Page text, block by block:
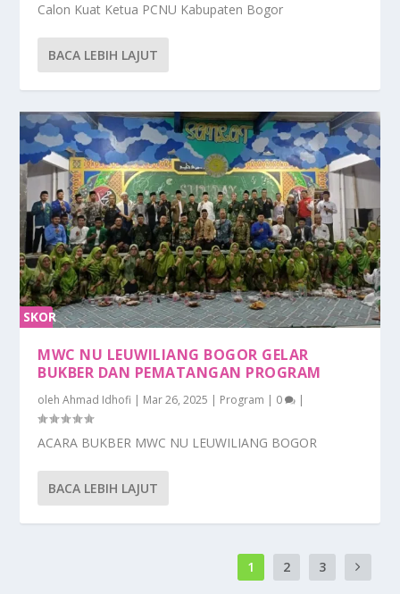
Calon Kuat Ketua PCNU Kabupaten Bogor
BACA LEBIH LAJUT
SKOR
MWC NU LEUWILIANG BOGOR GELAR
BUKBER DAN PEMATANGAN PROGRAM
olehAhmad Idhofi | Mar 26, 2025 | Program | 0 |
ACARA BUKBER MWC NU LEUWILIANG BOGOR
BACA LEBIH LAJUT
1 2 3